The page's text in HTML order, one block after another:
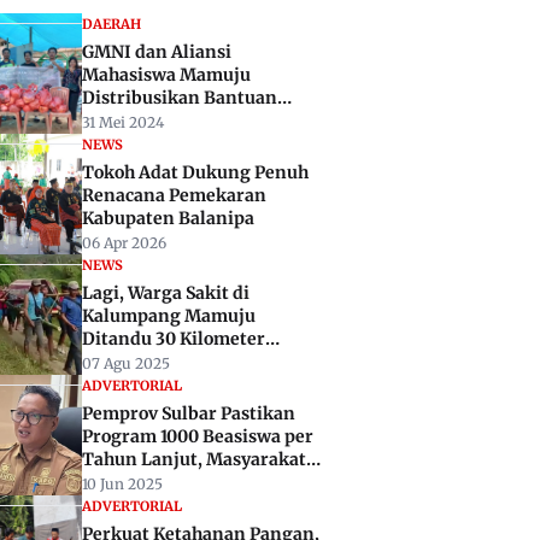
DAERAH
GMNI dan Aliansi
Mahasiswa Mamuju
Distribusikan Bantuan
Untuk Korban Tanah
Longsor di Mamasa
31 Mei 2024
NEWS
Tokoh Adat Dukung Penuh
Renacana Pemekaran
Kabupaten Balanipa
06 Apr 2026
NEWS
Lagi, Warga Sakit di
Kalumpang Mamuju
Ditandu 30 Kilometer
Karena Akses Jalan Rusak
07 Agu 2025
ADVERTORIAL
Pemprov Sulbar Pastikan
Program 1000 Beasiswa per
Tahun Lanjut, Masyarakat
Diminta Tak Ragu Daftar
10 Jun 2025
ADVERTORIAL
Perkuat Ketahanan Pangan,